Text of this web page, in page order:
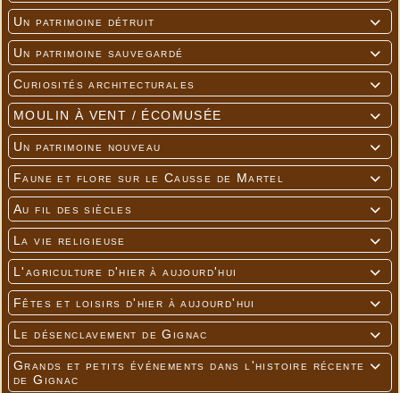

Un patrimoine détruit

Un patrimoine sauvegardé

Curiosités architecturales

MOULIN À VENT / ÉCOMUSÉE

Un patrimoine nouveau

Faune et flore sur le Causse de Martel

Au fil des siècles

La vie religieuse

L'agriculture d'hier à aujourd'hui

Fêtes et loisirs d'hier à aujourd'hui

Le désenclavement de Gignac

Grands et petits événements dans l'histoire récente
de Gignac